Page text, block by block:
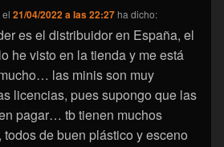
el21/04/2022 a las 22:27 ha dicho:
es el distribuidor en España, el
he visto en la tienda y me está
las minis son muy
licencias, pues supongo que las
pagar… tb tienen muchos
todos de buen plástico y esceno